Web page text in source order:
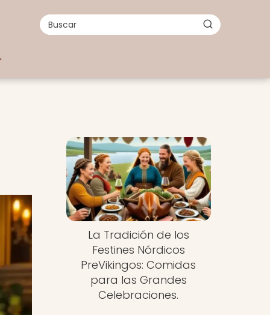
La Tradición de los
Festines Nórdicos
PreVikingos: Comidas
para las Grandes
Celebraciones.